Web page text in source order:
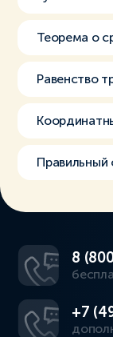
Теорема о
Равенство
Правильный
8
+7